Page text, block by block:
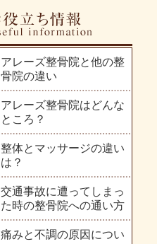
アレーズ整骨院と他の整
骨院の違い
アレーズ整骨院はどんな
ところ？
整体とマッサージの違い
は？
交通事故に遭ってしまっ
た時の整骨院への通い方
痛みと不調の原因につい